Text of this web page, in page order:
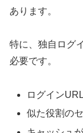
あります。
特に、独自ログ
必要です。
ログイン
似た役割の